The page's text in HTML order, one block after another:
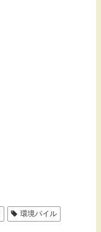
環境パイル